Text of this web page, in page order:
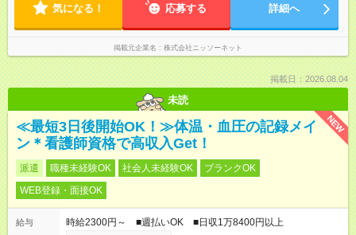
気になる！ 応募する 詳細へ
掲載元企業名 株式会社ニッソーネット
掲載日：2026.08.04
未読
NEW
≪最短3日後開始OK！≫体温・血圧の記録メイ
ン＊看護師資格で高収入Get！
派遣 職種未経験OK 社会人未経験OK
ブランクOK
WEB登録・面接OK
給与
時給2300円～ ■週払いOK ■日収1万8400円以上